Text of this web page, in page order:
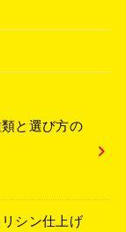
と選び方の
シン仕上げ